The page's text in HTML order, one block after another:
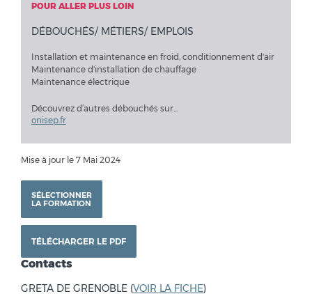
POUR ALLER PLUS LOIN
DÉBOUCHÉS/ MÉTIERS/ EMPLOIS
Installation et maintenance en froid, conditionnement d'air
Maintenance d'installation de chauffage
Maintenance électrique
Découvrez d’autres débouchés sur...
onisep.fr
Mise à jour le 7 Mai 2024
SÉLECTIONNER
LA FORMATION
TÉLÉCHARGER LE PDF
Contacts
GRETA DE GRENOBLE (VOIR LA FICHE)